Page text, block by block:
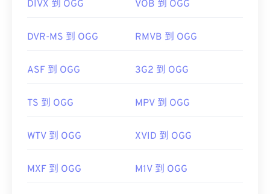
https://xiph.org/vorbis/
DIVX 到 OGG VOB 到 OGG
DVR-MS 到 OGG RMVB 到 OGG
ASF 到 OGG 3G2 到 OGG
TS 到 OGG MPV 到 OGG
WTV 到 OGG XVID 到 OGG
MXF 到 OGG M1V 到 OGG